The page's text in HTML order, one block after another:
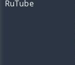
RuTube